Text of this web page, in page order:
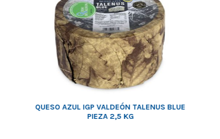
QUESO AZUL IGP VALDEÓN TALENUS BLUE
PIEZA 2,5 KG